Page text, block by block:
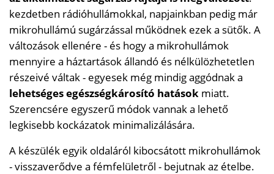
kezdetben rádióhullámokkal, napjainkban pedig már
mikrohullámú sugárzással működnek ezek a sütők. A
változások ellenére - és hogy a mikrohullámok
mennyire a háztartások állandó és nélkülözhetetlen
részeivé váltak - egyesek még mindig aggódnak a
lehetséges egészségkárosító hatások miatt.
Szerencsére egyszerű módok vannak a lehető
legkisebb kockázatok minimalizálására.
A készülék egyik oldaláról kibocsátott mikrohullámok
- visszaverődve a fémfelületről - bejutnak az ételbe.